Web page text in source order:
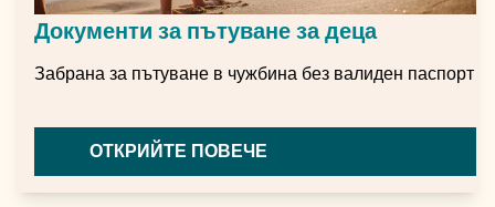
Документи за пътуване за деца
Забрана за пътуване в чужбина без валиден паспорт
ОТКРИЙТЕ ПОВЕЧЕ